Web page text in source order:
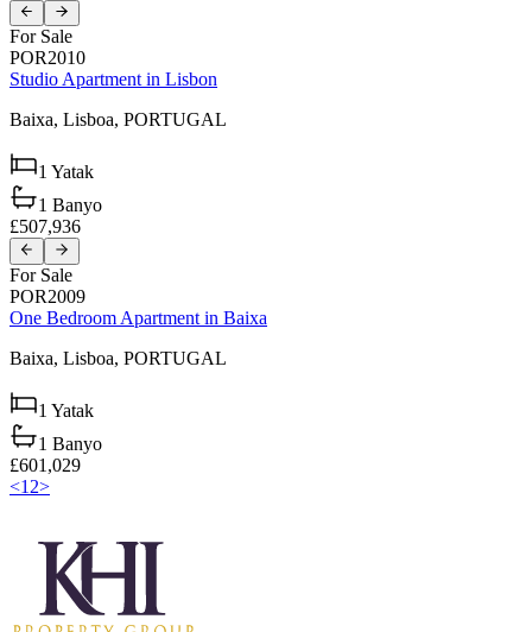
For Sale
POR2010
Studio Apartment in Lisbon
Baixa, Lisboa, PORTUGAL
1 Yatak
1 Banyo
£507,936
For Sale
POR2009
One Bedroom Apartment in Baixa
Baixa, Lisboa, PORTUGAL
1 Yatak
1 Banyo
£601,029
<1 2>